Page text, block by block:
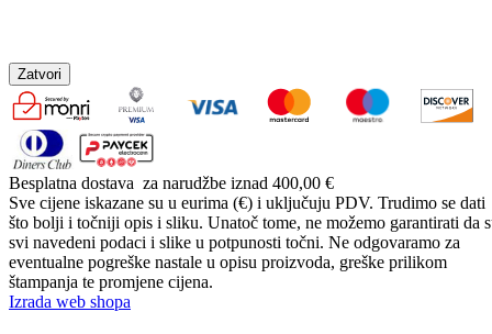
Zatvori
Besplatna dostava za narudžbe iznad 400,00 €
Sve cijene iskazane su u eurima (€) i uključuju PDV. Trudimo se dati
što bolji i točniji opis i sliku. Unatoč tome, ne možemo garantirati da
svi navedeni podaci i slike u potpunosti točni. Ne odgovaramo za
eventualne pogreške nastale u opisu proizvoda, greške prilikom
štampanja te promjene cijena.
Izrada web shopa